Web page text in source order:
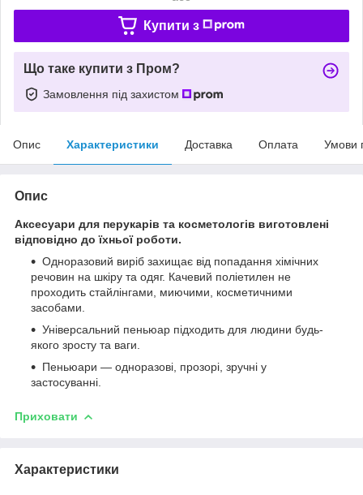
Купити з
Що таке купити з Пром?
Замовлення під захистом
Опис Характеристики Доставка Оплата Умови
Опис
Аксесуари для перукарів та косметологів виготовлені
відповідно до їхньої роботи.
Одноразовий виріб захищає від попадання хімічних
речовин на шкіру та одяг. Качевий поліетилен не
проходить стайлінгами, миючими, косметичними
засобами.
Універсальний пеньюар підходить для людини будь-
якого зросту та ваги.
Пеньюари — одноразові, прозорі, зручні у
застосуванні.
Приховати
Характеристики